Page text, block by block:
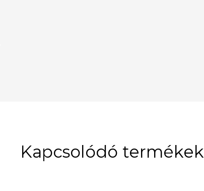
Kapcsolódó termékek